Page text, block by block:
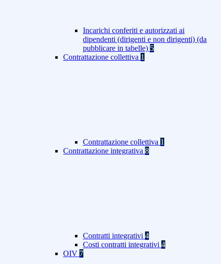
Incarichi conferiti e autorizzati ai
dipendenti (dirigenti e non dirigenti) (da
pubblicare in tabelle) 5
Contrattazione collettiva 1
Contrattazione collettiva 1
Contrattazione integrativa 8
Contratti integrativi 4
Costi contratti integrativi 4
OIV 7